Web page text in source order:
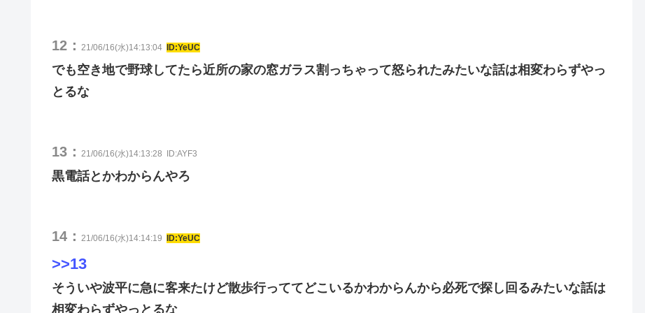
12： 21/06/16(水)14:13:04 ID:YeUC
でも空き地で野球してたら近所の家の窓ガラス割っちゃって怒られたみたいな話は相変わらずやっ
とるな
13： 21/06/16(水)14:13:28 ID:AYF3
黒電話とかわからんやろ
14： 21/06/16(水)14:14:19 ID:YeUC
>>13
そういや波平に急に客来たけど散歩行っててどこいるかわからんから必死で探し回るみたいな話は
相変わらずやっとるな